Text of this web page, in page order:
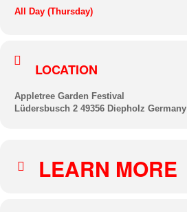
All Day (Thursday)
LOCATION
Appletree Garden Festival
Lüdersbusch 2 49356 Diepholz Germany
LEARN MORE